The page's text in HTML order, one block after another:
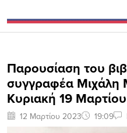
Παρουσίαση του
συγγραφέα Μιχάλη
Κυριακή 19
12 Μαρτίου 2023 19:09